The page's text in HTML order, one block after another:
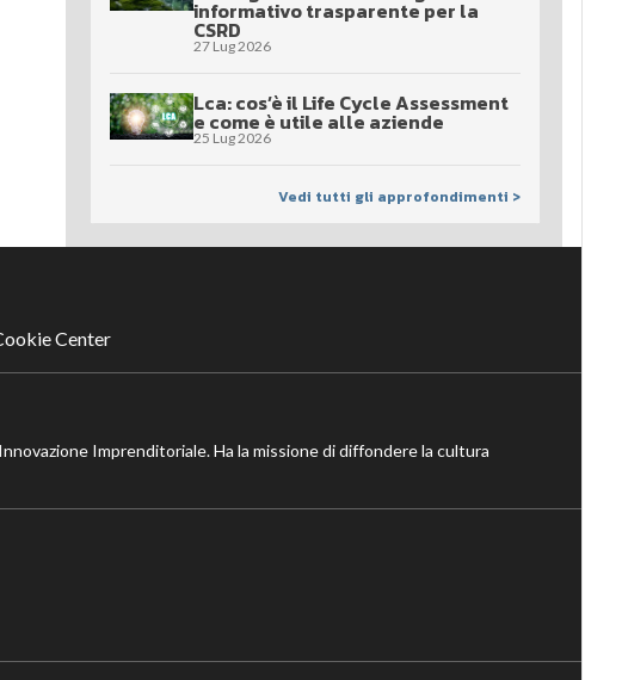
informativo trasparente per la
CSRD
27 Lug 2026
Lca: cos’è il Life Cycle Assessment
e come è utile alle aziende
25 Lug 2026
Vedi tutti gli approfondimenti >
Center
Imprenditoriale. Ha la missione di diffondere la cultura